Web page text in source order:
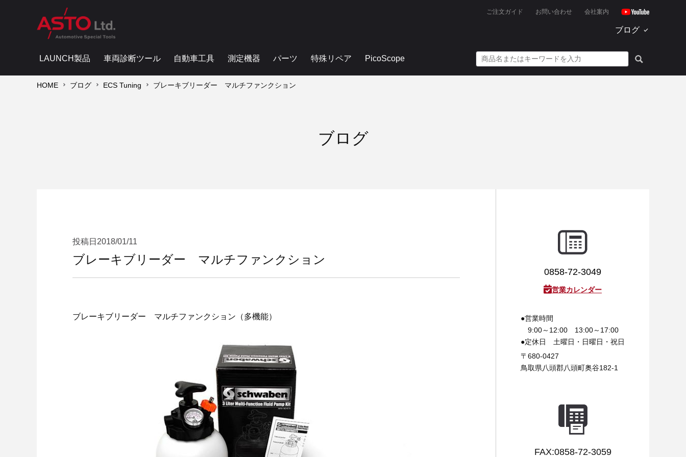
ご注文ガイド お問い合わせ 会社案内
ブログ
LAUNCH製品 車両診断ツール 自動車工具 測定機器 パーツ 特殊リペア PicoScope
HOME ブログ ECS Tuning ブレーキブリーダー マルチファンクション
ブログ
投稿日 2018/01/11
ブレーキブリーダー マルチファンクション
ブレーキブリーダー マルチファンクション（多機能）
0858-72-3049
営業カレンダー
●営業時間
9:00～12:00 13:00～17:00
●定休日
土曜日・日曜日・祝日
〒680-0427
鳥取県八頭郡八頭町奥谷182-1
FAX:0858-72-3059